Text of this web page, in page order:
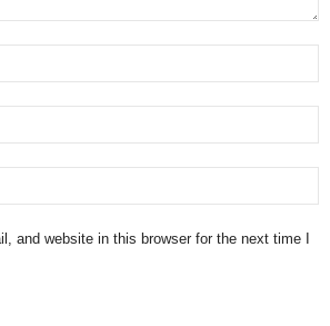
and website in this browser for the next time I